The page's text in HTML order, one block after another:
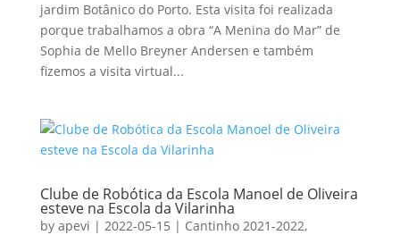
jardim Botânico do Porto. Esta visita foi realizada
porque trabalhamos a obra “A Menina do Mar” de
Sophia de Mello Breyner Andersen e também
fizemos a visita virtual...
Clube de Robótica da Escola Manoel de Oliveira
esteve na Escola da Vilarinha
by apevi | 2022-05-15 | Cantinho 2021-2022,